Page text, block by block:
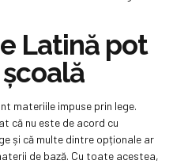
Latină pot
materiile impuse prin lege.
că nu este de acord cu
și că multe dintre opționale ar
de bază. Cu toate acestea,